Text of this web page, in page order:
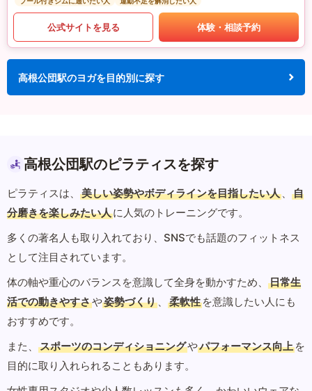
公式サイトを見る 体験・相談予約
高根公団駅のヨガを目的別に探す
高根公団駅のピラティスを探す
ピラティスは、 美しい姿勢やボディラインを目指したい人 、
自
分磨きを楽しみたい人に人気のトレーニングです。
多くの著名人も取り入れており、SNSでも話題のフィットネス
として注目されています。
体の軸や重心のバランスを意識して全身を動かすため、
日常生
活での動きやすさや姿勢づくり 、 柔軟性 を意識したい人にも
おすすめです。
また、
スポーツのコンディショニングやパフォーマンス向上 を
目的に取り入れられることもあります。